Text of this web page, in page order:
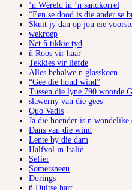
’n Wêreld in ’n sandkorrel
“Een se dood is die ander se
Skuit jy dan op jou eie
wekroep
Net ñ tikkie tyd
ñ Roos vir haar
Tekkies vir liefde
Alles behalwe n glasskoen
“Gee die hond wind”
Tussen die lyne 790 woorde
slawerny van die gees
Quo Vadis
Ja die hoender is n wondelike
Dans van die wind
Lente by die dam
Halfvol in Italië
Sefier
Somersneeu
Dorings
ñ Duitse hart